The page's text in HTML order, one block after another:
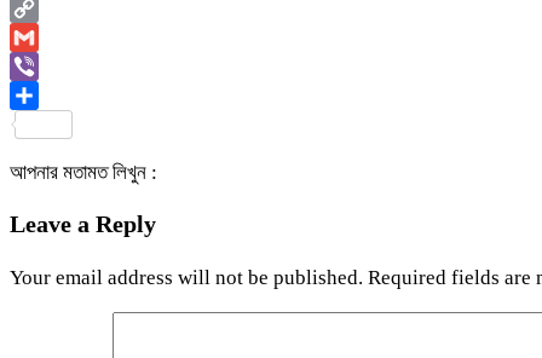
Email
Copy
Link
Gmail
Viber
আপনার মতামত লিখুন :
Leave a Reply
Your email address will not be published. Required fields are